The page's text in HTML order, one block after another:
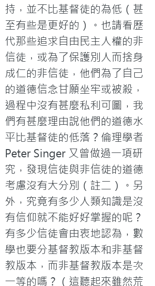
持，並不比基督徒的為低（甚
至有些是更好的）。也請看歷
代那些追求自由民主人權的非
信徒，或為了保護別人而捨身
成仁的非信徒，他們為了自己
的道德信念甘願坐牢或被殺，
過程中沒有甚麼私利可圖，我
們有甚麼理由說他們的道德水
平比基督徒的低落？倫理學者
Peter Singer 又曾做過一項研
究，發現信徒與非信徒的道德
考慮沒有大分別（註二）。另
外，究竟有多少人類知識是沒
有信仰就不能好好掌握的呢？
有多少信徒會由衷地認為，數
學也要分基督教版本和非基督
教版本，而非基督教版本是次
一等的嗎？（這聽起來雖然荒